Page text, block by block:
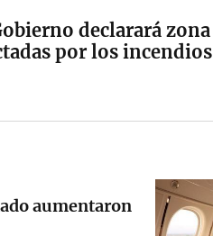
declarará zona
por los incendios
aumentaron